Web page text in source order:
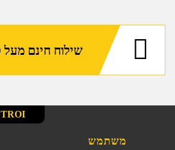
שילוח חינם מעל 300 ₪
TROI
משתמש